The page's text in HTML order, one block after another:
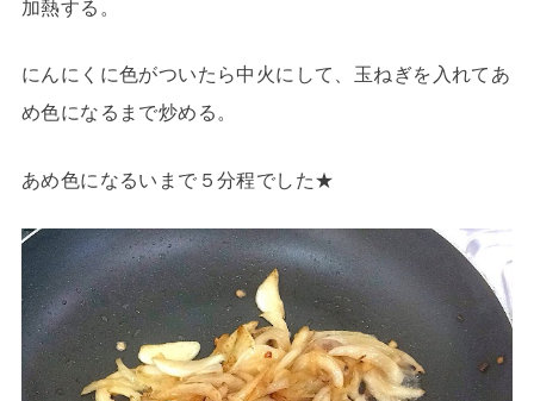
加熱する。
にんにくに色がついたら中火にして、玉ねぎを入れてあ
め色になるまで炒める。
あめ色になるいまで５分程でした★